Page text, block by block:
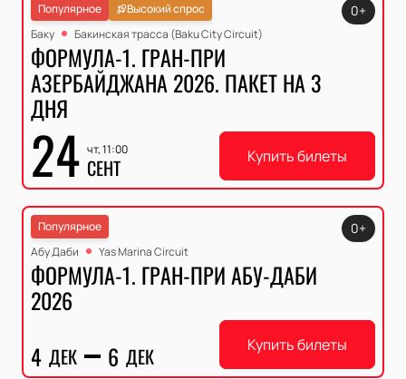
Популярное
Высокий спрос
Баку
Бакинская трасса (Baku City Circuit)
ФОРМУЛА-1. ГРАН-ПРИ
АЗЕРБАЙДЖАНА 2026. ПАКЕТ НА 3
ДНЯ
24 чт, 11:00
СЕНТ
0+
Купить билеты
Популярное
Абу Даби
Yas Marina Circuit
ФОРМУЛА-1. ГРАН-ПРИ АБУ-ДАБИ
2026
4 ДЕК 6 ДЕК
0+
Купить билеты